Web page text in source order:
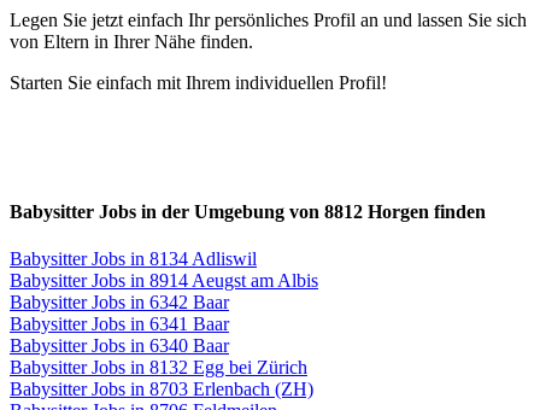
Legen Sie jetzt einfach Ihr persönliches Profil an und lassen Sie sich
von Eltern in Ihrer Nähe finden.
Starten Sie einfach mit Ihrem individuellen Profil!
Babysitter Jobs in der Umgebung von 8812 Horgen finden
Babysitter Jobs in 8134 Adliswil
Babysitter Jobs in 8914 Aeugst am Albis
Babysitter Jobs in 6342 Baar
Babysitter Jobs in 6341 Baar
Babysitter Jobs in 6340 Baar
Babysitter Jobs in 8132 Egg bei Zürich
Babysitter Jobs in 8703 Erlenbach (ZH)